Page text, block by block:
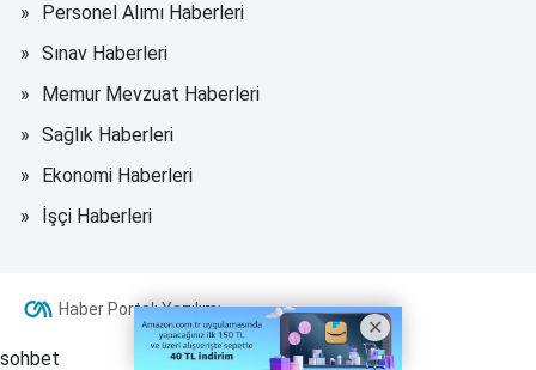
Personel Alımı Haberleri
Sınav Haberleri
Memur Mevzuat Haberleri
Sağlık Haberleri
Ekonomi Haberleri
İşçi Haberleri
Haber Portalı Yazılımı
sohbet